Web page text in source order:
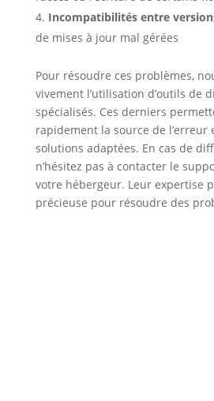
Incompatibilités entre
de mises à jour mal gérées
Pour résoudre ces problèmes,
vivement l’utilisation d’outils de
spécialisés. Ces derniers
rapidement la source de l’erreur
solutions adaptées. En cas de
n’hésitez pas à contacter le
votre hébergeur. Leur expertise
précieuse pour résoudre des